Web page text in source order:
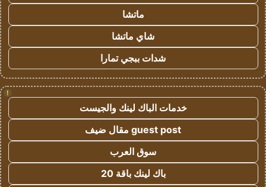
ماتشا
شاي ماتشا
شدات ببجي تمارا
!
خدمات الباك لينك والجيست
guest post مقال ضيف
سوق العرب
باك لينك باقة 20